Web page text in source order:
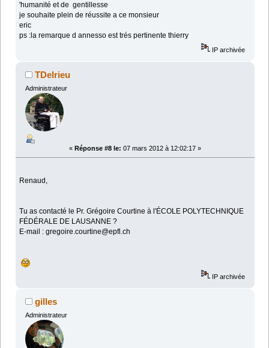
'humanité et de gentillesse
je souhaite plein de réussite a ce monsieur
eric
ps :la remarque d annesso est trés pertinente thierry
IP archivée
TDelrieu
Administrateur
« Réponse #8 le: 07 mars 2012 à 12:02:17 »
Renaud,
Tu as contacté le Pr. Grégoire Courtine à l'ÉCOLE POLYTECHNIQUE
FÉDÉRALE DE LAUSANNE ?
E-mail : gregoire.courtine@epfl.ch
IP archivée
gilles
Administrateur